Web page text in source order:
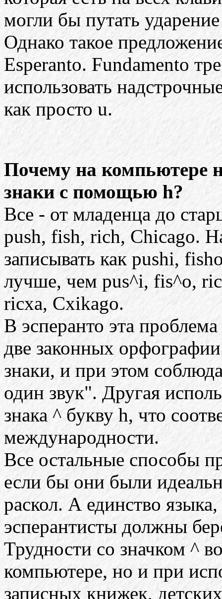
могли бы путать
Однако такое
Esperanto. Fundamento
использовать
как просто u.
Почему на компьютере
знаки с помощью h?
Все - от младенца до
push, fish, rich, Chicago.
записывать как pushi,
лучше, чем pus^i, fis^o,
ricxa, Cxikago.
В эсперанто эта
две законных
знаки, и при этом
один звук". Другая
знака ^ букву h, что
международности.
Все остальные способы
если бы они были
раскол. А единство
эсперантисты должны
Трудности со значком ^
компьютере, но и при
записных книжек,